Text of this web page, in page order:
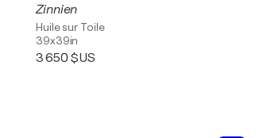
Zinnien
Huile sur Toile
39x39in
3 650 $US